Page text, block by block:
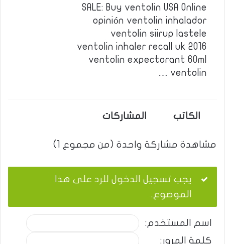
SALE: Buy ventolin USA Online
opinión ventolin inhalador
ventolin siirup lastele
ventolin inhaler recall uk 2016
ventolin expectorant 60ml
ventolin …
الكاتب المشاركات
مشاهدة مشاركة واحدة (من مجموع 1)
يجب تسجيل الدخول للرد على هذا
الموضوع.
اسم المستخدم:
كلمة المرور: